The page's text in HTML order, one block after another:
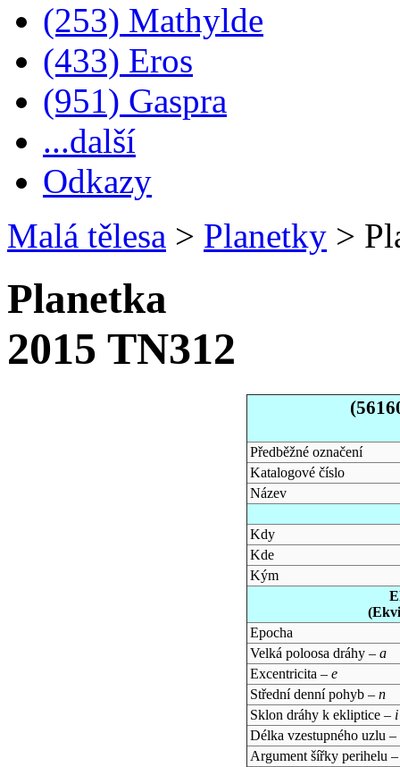
(253) Mathylde
(433) Eros
(951) Gaspra
...další
Odkazy
Malá tělesa > Planetky >
Planetka
2015 TN312
Předběžné označení
Katalogové číslo
Název
Kdy
Kde
Kým
Epocha
Velká poloosa dráhy – a
Excentricita – e
Střední denní pohyb – n
Sklon dráhy k ekliptice – i
Délka vzestupného uzlu –
Argument šířky perihelu